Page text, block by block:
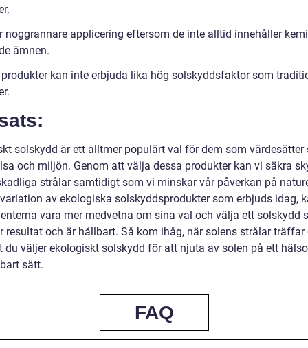
noggrannare applicering eftersom de inte alltid innehåller
ämnen.
kan inte erbjuda lika hög solskyddsfaktor som
solskydd är ett alltmer populärt val för dem som värdesätter
och miljön. Genom att välja dessa produkter kan vi säkra
strålar samtidigt som vi minskar vår påverkan på
av ekologiska solskyddsprodukter som erbjuds idag,
vara mer medvetna om sina val och välja ett solskydd
resultat och är hållbart. Så kom ihåg, när solens strålar träffar
du väljer ekologiskt solskydd för att njuta av solen på ett
sätt.
FAQ